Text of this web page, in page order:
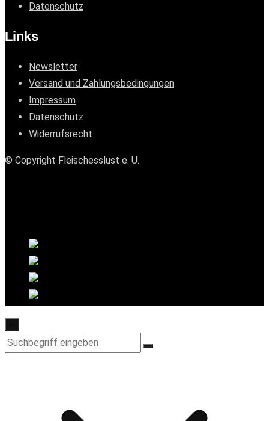
Datenschutz
Links
Newsletter
Versand und Zahlungsbedingungen
Impressum
Datenschutz
Widerrufsrecht
© Copyright Fleischesslust e. U.